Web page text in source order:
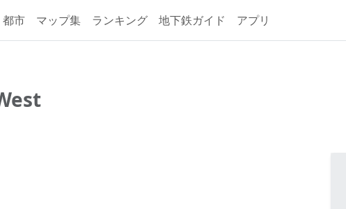
都市 マップ集 ランキング 地下鉄ガイド アプリ